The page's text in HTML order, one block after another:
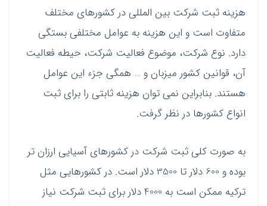
هزینه ثبت شرکت بین المللی در کشورهای مختلف
متفاوت است و این هزینه به عوامل مختلفی بستگی
دارد. نوع شرکت، موضوع فعالیت شرکت، حیطه فعالیت
آن، قوانین کشور میزبان و … همگی جزء این عوامل
هستند. بنابراین نمی توان هزینه ثابتی را برای ثبت
انواع کشورها در نظر گرفت.
به صورت کلی ثبت شرکت در کشورهای آسیایی ارزان تر
بوده و 600 دلار تا 3500 دلار است. در کشورهایی مثل
ترکیه ممکن است به 4000 دلار برای ثبت شرکت نیاز